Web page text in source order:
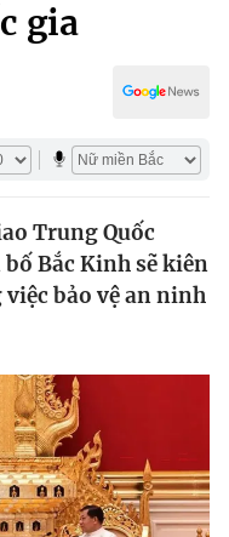
gia
Trung Quốc
Bắc Kinh sẽ kiên
bảo vệ an ninh